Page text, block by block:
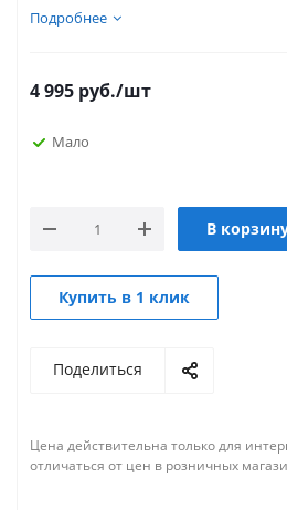
Подробнее
4 995 руб./шт
Мало
В
Купить в 1 клик
Поделиться
Цена действительна только для
отличаться от цен в розничных